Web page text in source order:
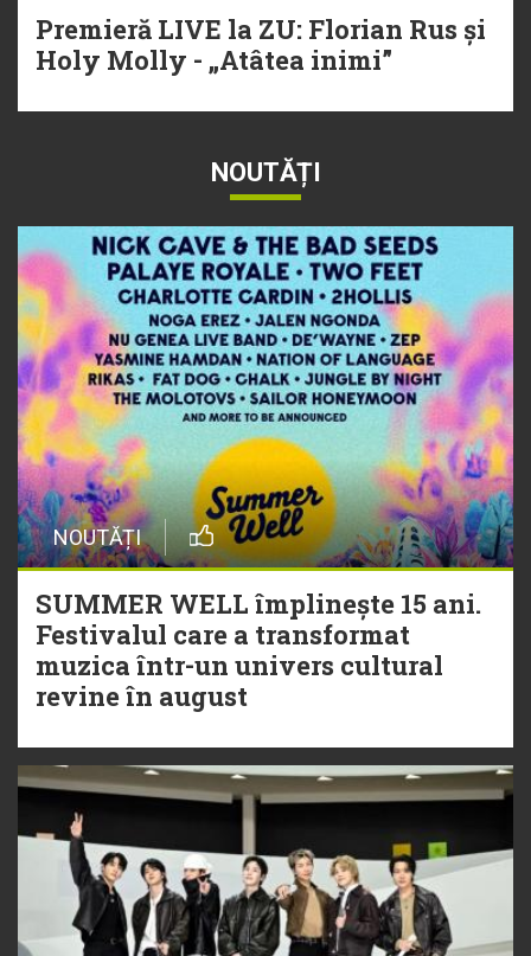
Premieră LIVE la ZU: Florian Rus și
Holy Molly - „Atâtea inimi”
NOUTĂȚI
NOUTĂȚI
SUMMER WELL împlinește 15 ani.
Festivalul care a transformat
muzica într-un univers cultural
revine în august